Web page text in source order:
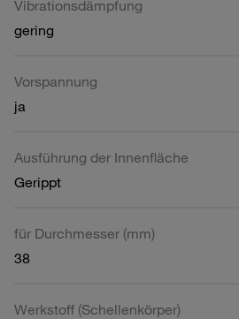
Vibrationsdämpfung
gering
Vorspannung
ja
Ausführung der Innenfläche
Gerippt
für Durchmesser (mm)
38
Werkstoff (Schellenkörper)